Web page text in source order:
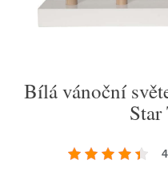
Bílá vánoční